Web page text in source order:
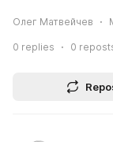
Олег Матвейчев
0 replies 0